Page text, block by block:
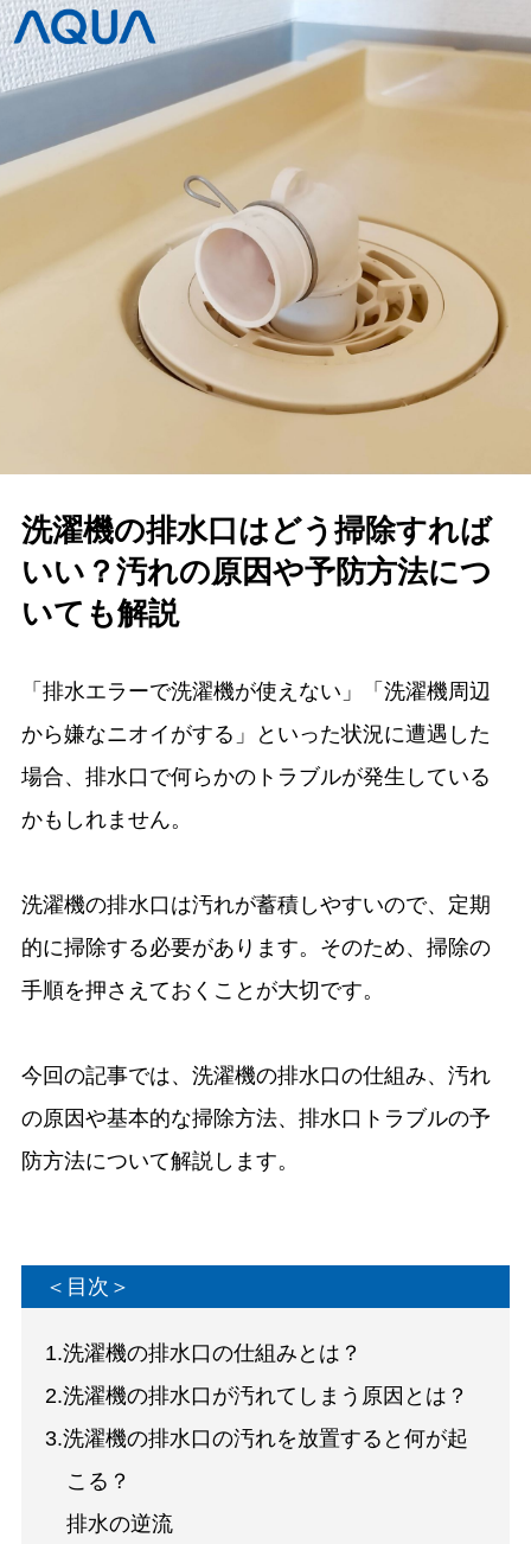
洗濯機の排水口はどう掃除すれば
いい？汚れの原因や予防方法につ
いても解説
「排水エラーで洗濯機が使えない」「洗濯機周辺
から嫌なニオイがする」といった状況に遭遇した
場合、排水口で何らかのトラブルが発生している
かもしれません。
洗濯機の排水口は汚れが蓄積しやすいので、定期
的に掃除する必要があります。そのため、掃除の
手順を押さえておくことが大切です。
今回の記事では、洗濯機の排水口の仕組み、汚れ
の原因や基本的な掃除方法、排水口トラブルの予
防方法について解説します。
＜目次＞
1.洗濯機の排水口の仕組みとは？
2.洗濯機の排水口が汚れてしまう原因とは？
3.洗濯機の排水口の汚れを放置すると何が起
こる？
排水の逆流